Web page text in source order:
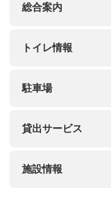
総合案内
トイレ情報
駐車場
貸出サービス
施設情報